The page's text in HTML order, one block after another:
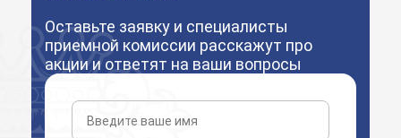
Оставьте заявку и специалисты
приемной комиссии расскажут про
акции и ответят на ваши вопросы